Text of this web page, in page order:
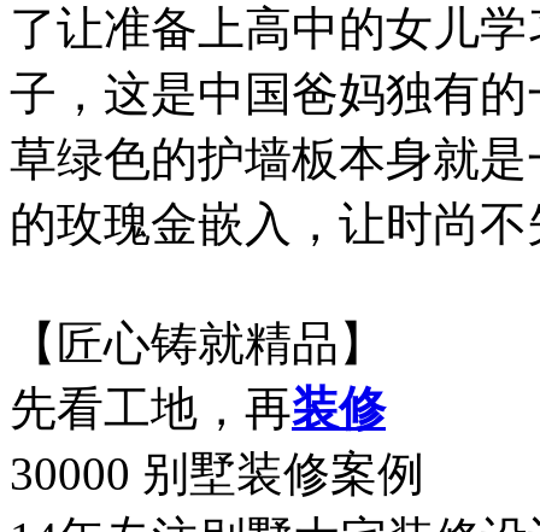
了让准备上高中的女儿
子，这是中国爸妈独有
草绿色的护墙板本身就
的玫瑰金嵌入，让时尚
【匠心铸就精品】
先看工地，再装修
30000 别墅装修案例